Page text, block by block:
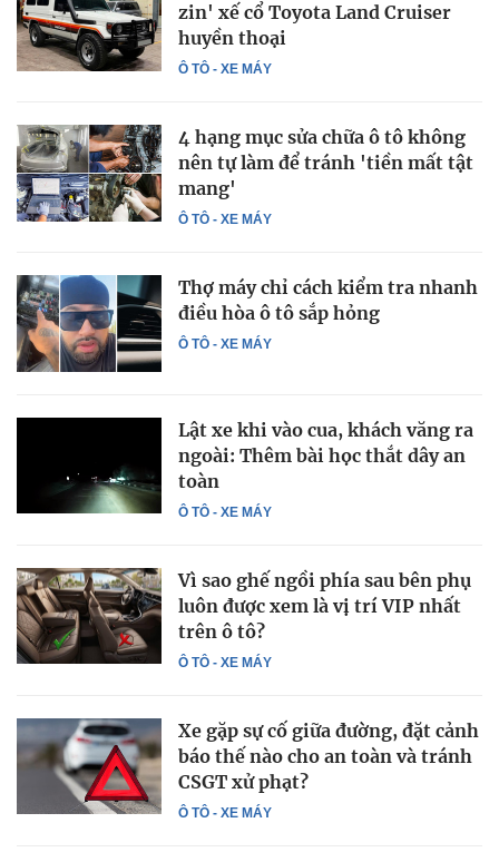
Ô TÔ - XE MÁY
zin' xế cổ Toyota Land Cruiser
huyền thoại
Ô TÔ - XE MÁY
4 hạng mục sửa chữa ô tô không
nên tự làm để tránh 'tiền mất tật
mang'
Ô TÔ - XE MÁY
Thợ máy chỉ cách kiểm tra nhanh
điều hòa ô tô sắp hỏng
Ô TÔ - XE MÁY
Lật xe khi vào cua, khách văng ra
ngoài: Thêm bài học thắt dây an
toàn
Ô TÔ - XE MÁY
Vì sao ghế ngồi phía sau bên phụ
luôn được xem là vị trí VIP nhất
trên ô tô?
Ô TÔ - XE MÁY
Xe gặp sự cố giữa đường, đặt cảnh
báo thế nào cho an toàn và tránh
CSGT xử phạt?